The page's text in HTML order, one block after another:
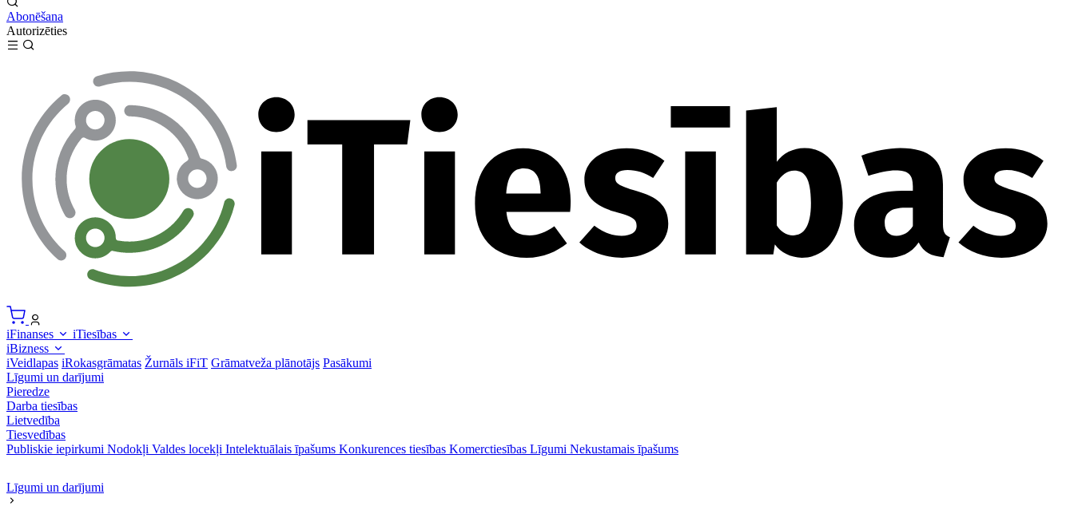
Abonēšana
Autorizēties
iFinanses
iTiesības
iBizness
iVeidlapas iRokasgrāmatas Žurnāls iFiT Grāmatveža plānotājs Pasākumi
Līgumi un darījumi
Pieredze
Darba tiesības
Lietvedība
Tiesvedības
Publiskie iepirkumi Nodokļi Valdes locekļi Intelektuālais īpašums Konkurences tiesības Komerctiesības Līgumi Nekustamais īpašums
Līgumi un darījumi